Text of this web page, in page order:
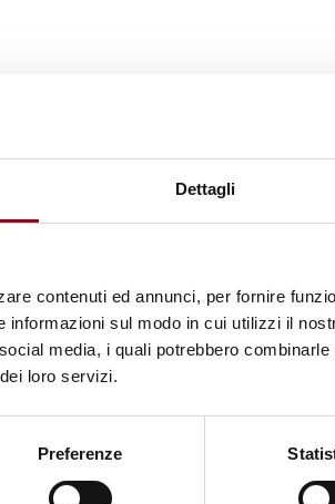
Dettagli
contenuti ed annunci, per fornire
informazioni sul modo in cui utilizzi il
media, i quali potrebbero
loro servizi.
Preferenze